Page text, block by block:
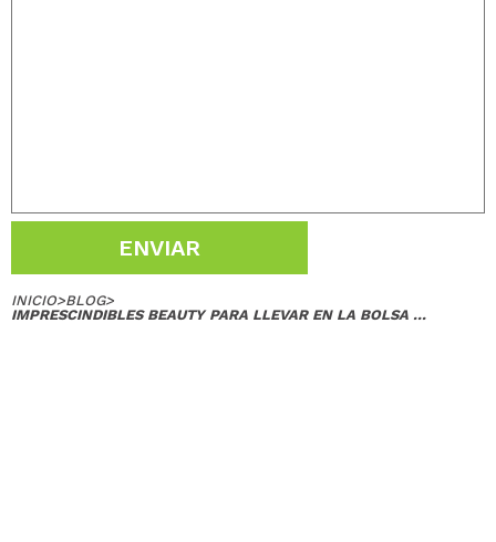
ENVIAR
INICIO>BLOG>
IMPRESCINDIBLES BEAUTY PARA LLEVAR EN LA BOLSA ...